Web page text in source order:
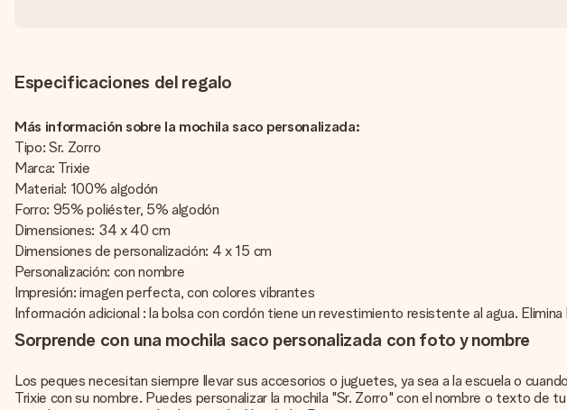
Especificaciones del regalo
Más información sobre la mochila saco personalizada:
Tipo: Sr. Zorro
Marca: Trixie
Material: 100% algodón
Forro: 95% poliéster, 5% algodón
Dimensiones: 34 x 40 cm
Dimensiones de personalización: 4 x 15 cm
Personalización: con nombre
Impresión: imagen perfecta, con colores vibrantes
Información adicional : la bolsa con cordón tiene un revestimiento resistente al agua. Elimina
Sorprende con una mochila saco personalizada con foto y nombre
Los peques necesitan siempre llevar sus accesorios o juguetes, ya sea a la escuela o
Trixie con su nombre. Puedes personalizar la mochila "Sr. Zorro" con el nombre o texto de